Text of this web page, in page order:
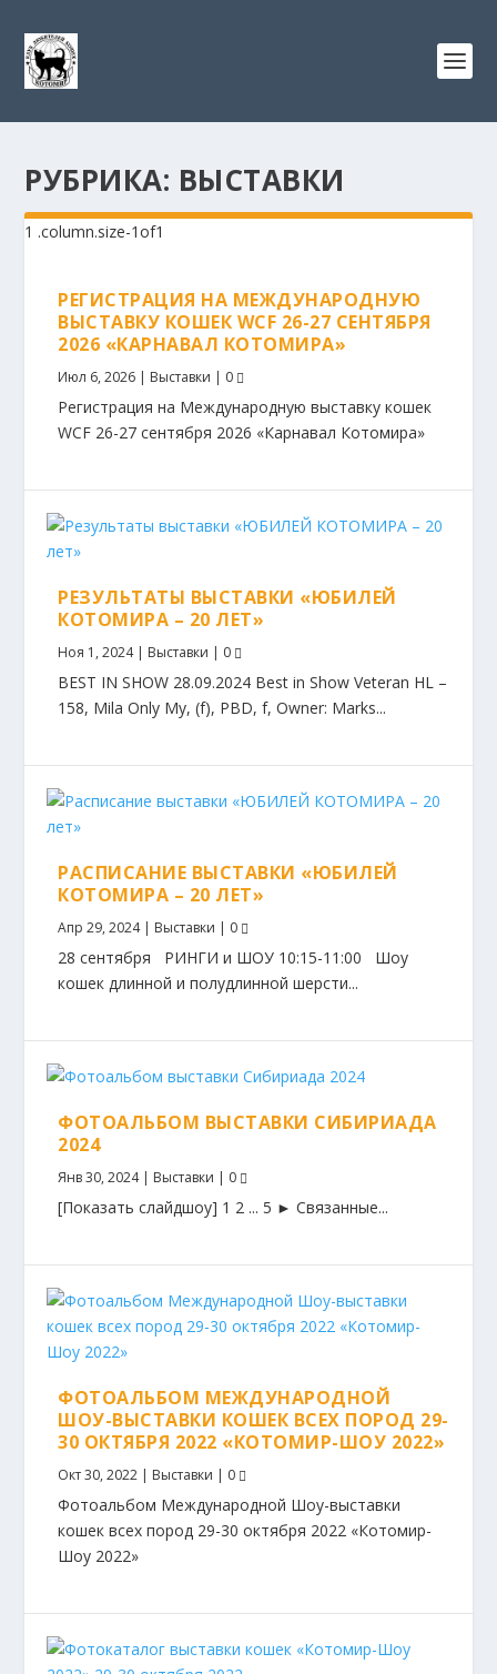
РУБРИКА: ВЫСТАВКИ
РЕГИСТРАЦИЯ НА МЕЖДУНАРОДНУЮ
ВЫСТАВКУ КОШЕК WCF 26-27 СЕНТЯБРЯ
2026 «КАРНАВАЛ КОТОМИРА»
Июл 6, 2026 | Выставки | 0
Регистрация на Международную выставку кошек
WCF 26-27 сентября 2026 «Карнавал Котомира»
РЕЗУЛЬТАТЫ ВЫСТАВКИ «ЮБИЛЕЙ
КОТОМИРА – 20 ЛЕТ»
Ноя 1, 2024| Выставки | 0
BEST IN SHOW 28.09.2024 Best in Show Veteran HL –
158, Mila Only My, (f), PBD, f, Owner: Marks...
РАСПИСАНИЕ ВЫСТАВКИ «ЮБИЛЕЙ
КОТОМИРА – 20 ЛЕТ»
Апр 29, 2024| Выставки | 0
28 сентября РИНГИ и ШОУ 10:15-11:00 Шоу
кошек длинной и полудлинной шерсти...
ФОТОАЛЬБОМ ВЫСТАВКИ СИБИРИАДА
2024
Янв 30, 2024| Выставки | 0
[Показать слайдшоу] 1 2 ... 5 ► Связанные...
ФОТОАЛЬБОМ МЕЖДУНАРОДНОЙ
ШОУ-ВЫСТАВКИ КОШЕК ВСЕХ ПОРОД 29-
30 ОКТЯБРЯ 2022 «КОТОМИР-ШОУ 2022»
Окт 30, 2022 | Выставки | 0
Фотоальбом Международной Шоу-выставки
кошек всех пород 29-30 октября 2022 «Котомир-
Шоу 2022»